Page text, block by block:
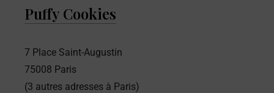
Puffy Cookies
7 Place Saint-Augustin
75008 Paris
(3 autres adresses à Paris)